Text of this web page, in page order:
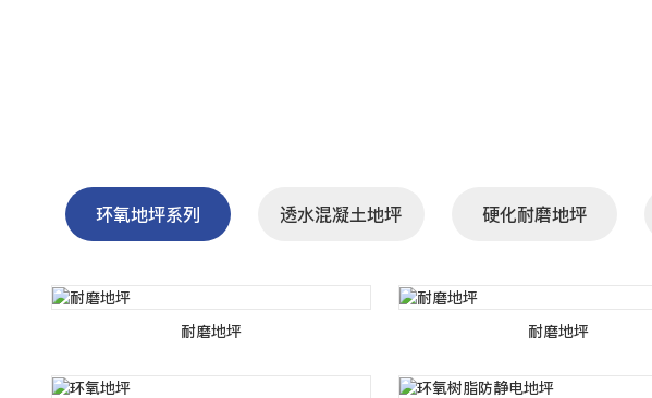
环氧地坪系列 透水混凝土地坪 硬化耐磨地坪
耐磨地坪 耐磨地坪